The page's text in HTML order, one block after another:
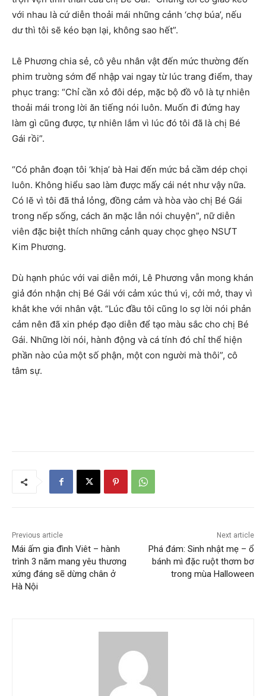
với nhau là cứ diễn thoải mái những cảnh ‘chợ búa’, nếu
dư thì tôi sẽ kéo bạn lại, không sao hết”.
Lê Phương chia sẻ, cô yêu nhân vật đến mức thường đến
phim trường sớm để nhập vai ngay từ lúc trang điểm, thay
phục trang: “Chỉ cần xỏ đôi dép, mặc bộ đồ vô là tự nhiên
thoải mái trong lời ăn tiếng nói luôn. Muốn đi đứng hay
làm gì cũng được, tự nhiên lắm vì lúc đó tôi đã là chị Bé
Gái rồi”.
“Có phân đoạn tôi ‘khịa’ bà Hai đến mức bả cầm dép chọi
luôn. Không hiểu sao làm được mấy cái nét như vậy nữa.
Có lẽ vì tôi đã thả lỏng, đồng cảm và hòa vào chị Bé Gái
trong nếp sống, cách ăn mặc lẫn nói chuyện”, nữ diễn
viên đặc biệt thích những cảnh quay chọc ghẹo NSƯT
Kim Phương.
Dù hạnh phúc với vai diễn mới, Lê Phương vẫn mong khán
giả đón nhận chị Bé Gái với cảm xúc thú vị, cởi mở, thay vì
khắt khe với nhân vật. “Lúc đầu tôi cũng lo sợ lời nói phản
cảm nên đã xin phép đạo diễn để tạo màu sắc cho chị Bé
Gái. Những lời nói, hành động và cá tính đó chỉ thể hiện
phần nào của một số phận, một con người mà thôi”, cô
tâm sự.
Previous article
Mái ấm gia đình Viêt – hành
trình 3 năm mang yêu thương
xứng đáng sẽ dừng chân ở
Hà Nội
Next article
Phá đám: Sinh nhật mẹ – ổ
bánh mì đặc ruột thơm bơ
trong mùa Halloween